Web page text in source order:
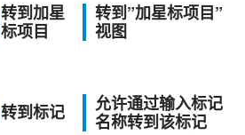
转到加星
标项目
转到”加星标项目”
视图
转到标记
允许通过输入标记
名称转到该标记